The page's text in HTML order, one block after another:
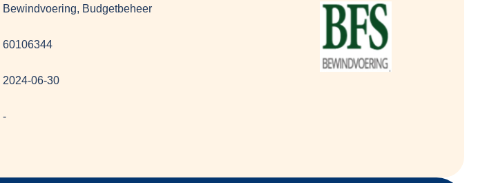
Bewindvoering, Budgetbeheer
60106344
2024-06-30
-